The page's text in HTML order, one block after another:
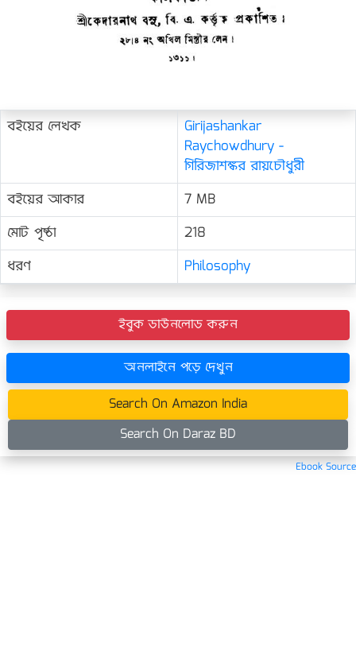
বইয়ের লেখক
Girijashankar
Raychowdhury -
গিরিজাশঙ্কর রায়চৌধুরী
বইয়ের আকার
7 MB
মোট পৃষ্ঠা
218
ধরণ
Philosophy
ইবুক ডাউনলোড করুন
অনলাইনে পড়ে দেখুন
Search On Amazon India
Search On Daraz BD
Ebook Source